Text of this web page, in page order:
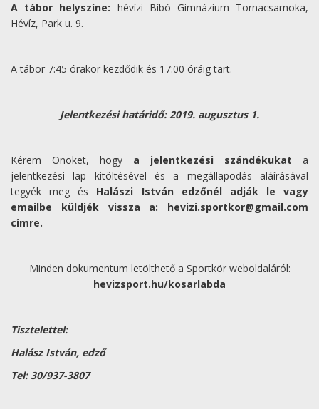
A tábor helyszíne: hévízi Bíbó Gimnázium Tornacsarnoka,
Hévíz, Park u. 9.
A tábor 7:45 órakor kezdődik és 17:00 óráig tart.
Jelentkezési határidő: 2019. augusztus 1.
Kérem Önöket, hogy a jelentkezési szándékukat a
jelentkezési lap kitöltésével és a megállapodás aláírásával
tegyék meg és Halászi István edzőnél adják le vagy
emailbe küldjék vissza a: hevizi.sportkor@gmail.com
címre.
Minden dokumentum letölthető a Sportkör weboldaláról:
hevizsport.hu/kosarlabda
Tisztelettel:
Halász István, edző
Tel: 30/937-3807